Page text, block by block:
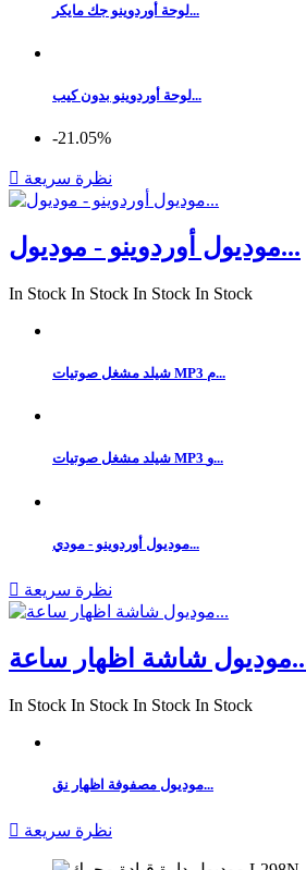
لوحة أوردوينو جك مايكر...
لوحة أوردوينو بدون كيب...
‎-21.05%
 نظرة سريعة
موديول أوردوينو - موديول...
In Stock In Stock In Stock In Stock
شيلد مشغل صوتيات MP3 م...
شيلد مشغل صوتيات MP3 و...
موديول أوردوينو - مودي...
 نظرة سريعة
ساعة...
In Stock In Stock In Stock In Stock
موديول مصفوفة اظهار نق...
 نظرة سريعة